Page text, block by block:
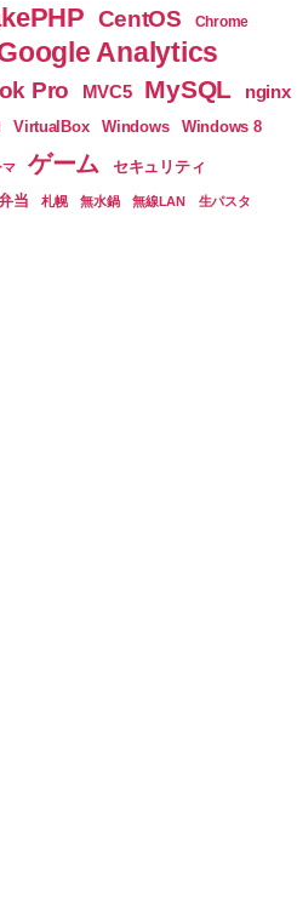
CentOS Chrome
Analytics
Pro MVC5 MySQL nginx
VirtualBox Windows Windows 8
ゲーム セキュリティ
当 札幌 無水鍋 無線LAN 生パスタ